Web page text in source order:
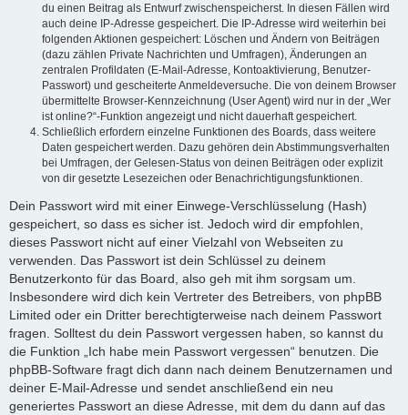
du einen Beitrag als Entwurf zwischenspeicherst. In diesen Fällen wird
auch deine IP-Adresse gespeichert. Die IP-Adresse wird weiterhin bei
folgenden Aktionen gespeichert: Löschen und Ändern von Beiträgen
(dazu zählen Private Nachrichten und Umfragen), Änderungen an
zentralen Profildaten (E-Mail-Adresse, Kontoaktivierung, Benutzer-
Passwort) und gescheiterte Anmeldeversuche. Die von deinem Browser
übermittelte Browser-Kennzeichnung (User Agent) wird nur in der „Wer
ist online?“-Funktion angezeigt und nicht dauerhaft gespeichert.
Schließlich erfordern einzelne Funktionen des Boards, dass weitere
Daten gespeichert werden. Dazu gehören dein Abstimmungsverhalten
bei Umfragen, der Gelesen-Status von deinen Beiträgen oder explizit
von dir gesetzte Lesezeichen oder Benachrichtigungsfunktionen.
Dein Passwort wird mit einer Einwege-Verschlüsselung (Hash)
gespeichert, so dass es sicher ist. Jedoch wird dir empfohlen,
dieses Passwort nicht auf einer Vielzahl von Webseiten zu
verwenden. Das Passwort ist dein Schlüssel zu deinem
Benutzerkonto für das Board, also geh mit ihm sorgsam um.
Insbesondere wird dich kein Vertreter des Betreibers, von phpBB
Limited oder ein Dritter berechtigterweise nach deinem Passwort
fragen. Solltest du dein Passwort vergessen haben, so kannst du
die Funktion „Ich habe mein Passwort vergessen“ benutzen. Die
phpBB-Software fragt dich dann nach deinem Benutzernamen und
deiner E-Mail-Adresse und sendet anschließend ein neu
generiertes Passwort an diese Adresse, mit dem du dann auf das